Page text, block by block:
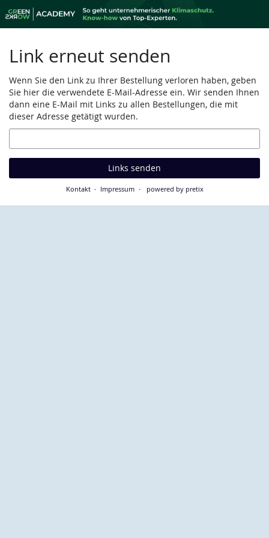
Zum
Haupt-
springen
Link erneut senden
Wenn Sie den Link zu Ihrer Bestellung verloren haben, geben
Sie hier die verwendete E-Mail-Adresse ein. Wir senden Ihnen
dann eine E-Mail mit Links zu allen Bestellungen, die mit
dieser Adresse getätigt wurden.
E-
Mail
Links senden
Kontakt Impressum powered by pretix